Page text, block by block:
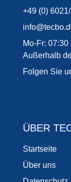
+49 (0)
Mo-Fr:
Außerhalb
Folgen Sie
ÜBER
Startseite
Über uns